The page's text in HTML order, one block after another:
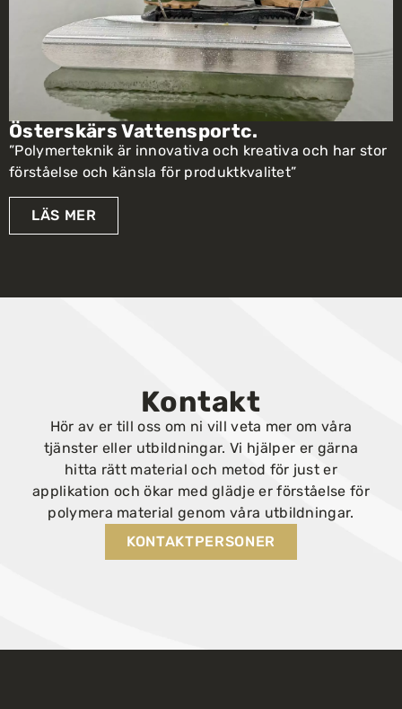
Österskärs Vattensportc.
”Polymerteknik är innovativa och kreativa och har stor
förståelse och känsla för produktkvalitet”
LÄS MER
Kontakt
Hör av er till oss om ni vill veta mer om våra
tjänster eller utbildningar. Vi hjälper er gärna
hitta rätt material och metod för just er
applikation och ökar med glädje er förståelse för
polymera material genom våra utbildningar.
KONTAKTPERSONER